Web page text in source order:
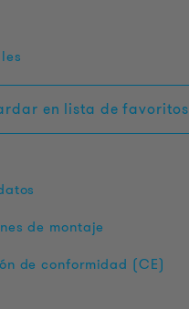
en lista de favoritos
de montaje
de conformidad (CE)